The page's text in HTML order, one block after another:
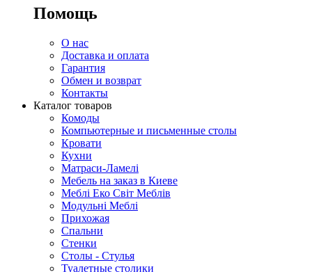
Помощь
О нас
Доставка и оплата
Гарантия
Обмен и возврат
Контакты
Каталог товаров
Комоды
Компьютерные и письменные столы
Кровати
Кухни
Матраси-Ламелі
Мебель на заказ в Киеве
Меблі Еко Світ Меблів
Модульні Меблі
Прихожая
Спальни
Стенки
Столы - Стулья
Туалетные столики